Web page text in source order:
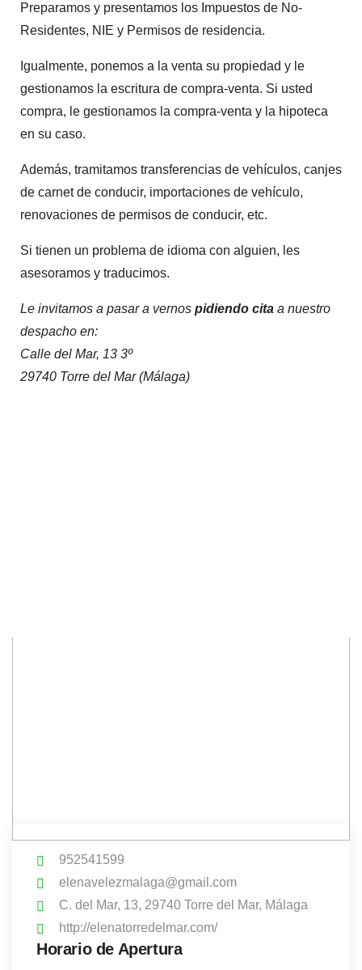
Preparamos y presentamos los Impuestos de No-
Residentes, NIE y Permisos de residencia.
Igualmente, ponemos a la venta su propiedad y le
gestionamos la escritura de compra-venta. Si usted
compra, le gestionamos la compra-venta y la hipoteca
en su caso.
Además, tramitamos transferencias de vehículos, canjes
de carnet de conducir, importaciones de vehículo,
renovaciones de permisos de conducir, etc.
Si tienen un problema de idioma con alguien, les
asesoramos y traducimos.
Le invitamos a pasar a vernos pidiendo cita a nuestro
despacho en:
Calle del Mar, 13 3º
29740 Torre del Mar (Málaga)
952541599
elenavelezmalaga@gmail.com
C. del Mar, 13, 29740 Torre del Mar, Málaga
http://elenatorredelmar.com/
Horario de Apertura